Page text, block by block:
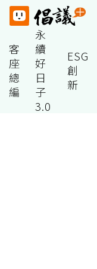
客
座
總
編
永
續
好
日
子
3.0
ESG
創
新